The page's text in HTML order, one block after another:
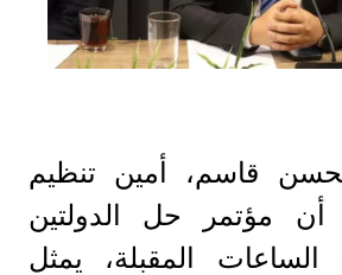
قاسم، أمين تنظيم
مؤتمر حل الدولتين
المقبلة، يمثل